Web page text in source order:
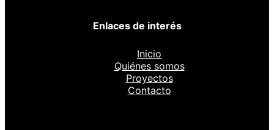
Enlaces de interés
Inicio
Quiénes somos
Proyectos
Contacto